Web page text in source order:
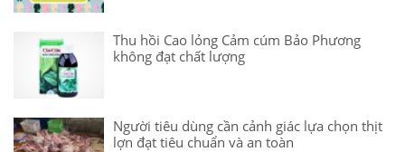
Thu hồi Cao lỏng Cảm cúm Bảo Phương
không đạt chất lượng
Người tiêu dùng cần cảnh giác lựa chọn thịt
lợn đạt tiêu chuẩn và an toàn